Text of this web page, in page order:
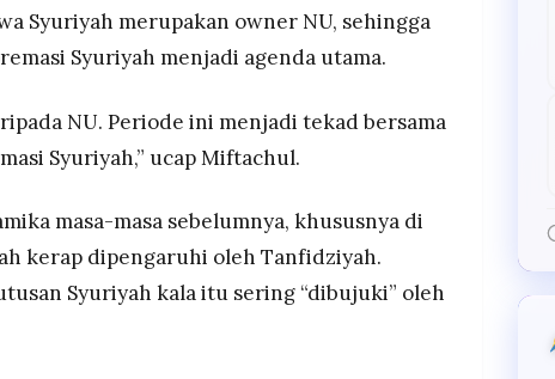
Syuriyah merupakan owner NU, sehingga
Syuriyah menjadi agenda utama.
NU. Periode ini menjadi tekad bersama
Syuriyah,” ucap Miftachul.
masa-masa sebelumnya, khususnya di
kerap dipengaruhi oleh Tanfidziyah.
Syuriyah kala itu sering “dibujuki” oleh